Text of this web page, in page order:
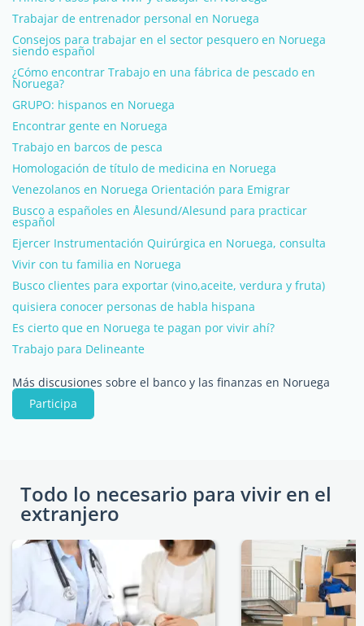
Trabajar de entrenador personal en Noruega
Consejos para trabajar en el sector pesquero en Noruega
siendo español
¿Cómo encontrar Trabajo en una fábrica de pescado en
Noruega?
GRUPO: hispanos en Noruega
Encontrar gente en Noruega
Trabajo en barcos de pesca
Homologación de título de medicina en Noruega
Venezolanos en Noruega Orientación para Emigrar
Busco a españoles en Ålesund/Alesund para practicar
español
Ejercer Instrumentación Quirúrgica en Noruega, consulta
Vivir con tu familia en Noruega
Busco clientes para exportar (vino,aceite, verdura y fruta)
quisiera conocer personas de habla hispana
Es cierto que en Noruega te pagan por vivir ahí?
Trabajo para Delineante
Más discusiones sobre el banco y las finanzas en Noruega
Participa
Todo lo necesario para vivir en el
extranjero